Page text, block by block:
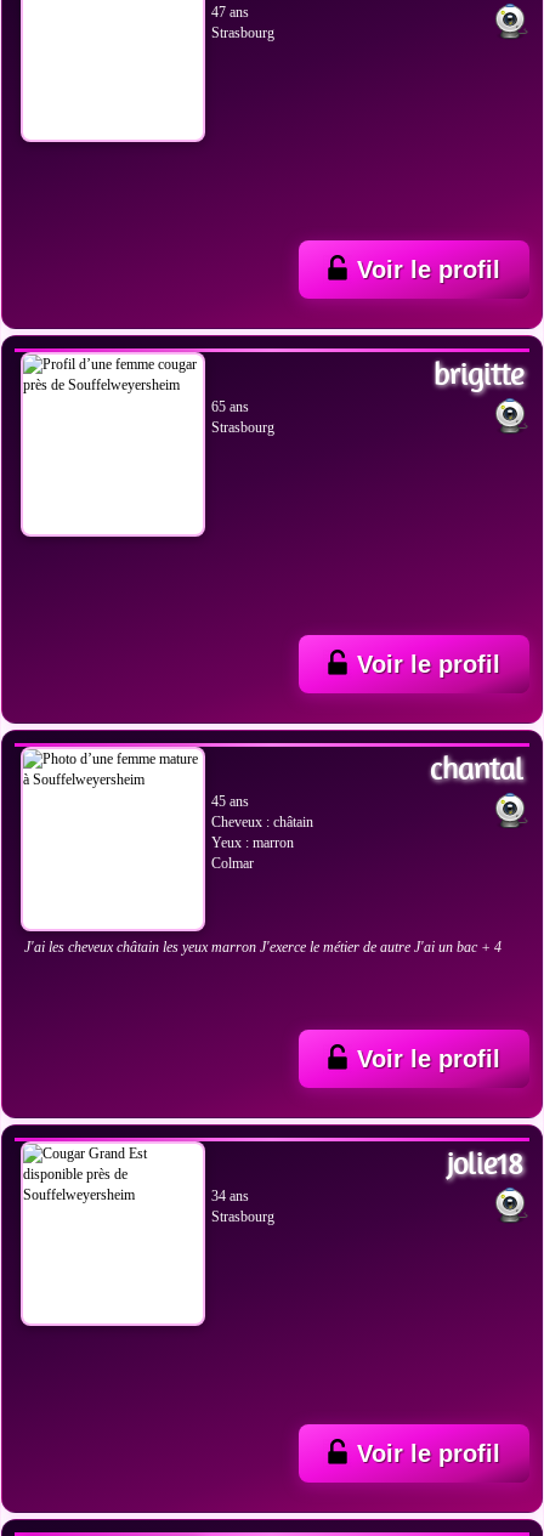
47 ans
Strasbourg
Voir le profil
brigitte
65 ans
Strasbourg
Voir le profil
chantal
45 ans
Cheveux : châtain
Yeux : marron
Colmar
J'ai les cheveux châtain les yeux marron J'exerce le métier de autre J'ai un bac + 4
Voir le profil
VOIR LES PHOTOS
jolie18
34 ans
Strasbourg
Voir le profil